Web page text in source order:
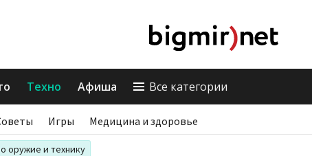
Техно Афиша Все категории
Игры Медицина и здоровье
оружие и технику